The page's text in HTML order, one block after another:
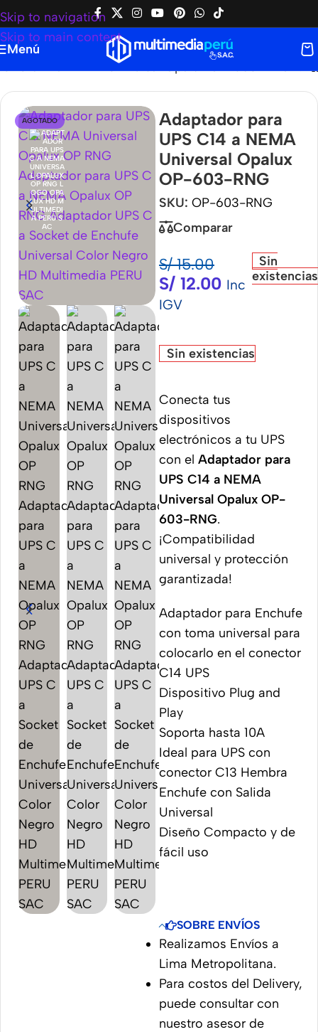
Skip to navigation
Skip to main content
Menú
C14 a NEMA Universal Opalux OP-603-RNG
AGOTADO
Adaptador para
UPS C14 a NEMA
Universal Opalux
OP-603-RNG
SKU: OP-603-RNG
Comparar
S/15.00
S/ 12.00 Inc
IGV
Sin
existencias
Sin existencias
Conecta tus
dispositivos
electrónicos a tu UPS
con el Adaptador para
UPS C14 a NEMA
Universal Opalux OP-
603-RNG.
¡Compatibilidad
universal y protección
garantizada!
Adaptador para Enchufe
con toma universal para
colocarlo en el conector
C14 UPS
Dispositivo Plug and
Play
Soporta hasta 10A
Ideal para UPS con
conector C13 Hembra
Enchufe con Salida
Universal
Diseño Compacto y de
fácil uso
SOBRE ENVÍOS
Realizamos Envíos a
Lima Metropolitana.
Para costos del Delivery,
puede consultar con
nuestro asesor de